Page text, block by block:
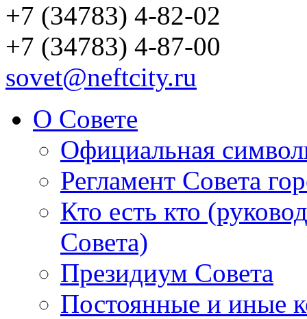
+7 (34783) 4-82-02
+7 (34783) 4-87-00
sovet@neftcity.ru
О Совете
Официальная
Регламент Совета
Кто есть кто
Совета)
Президиум Совета
Постоянные и иные